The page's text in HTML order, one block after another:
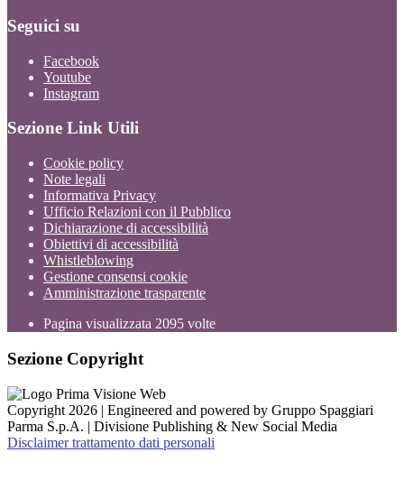
Seguici su
Facebook
Youtube
Instagram
Sezione Link Utili
Cookie policy
Note legali
Informativa Privacy
Ufficio Relazioni con il Pubblico
Dichiarazione di accessibilità
Obiettivi di accessibilità
Whistleblowing
Gestione consensi cookie
Amministrazione trasparente
Pagina visualizzata 2095 volte
Sezione Copyright
Copyright 2026 | Engineered and powered by Gruppo Spaggiari
Parma S.p.A. | Divisione Publishing & New Social Media
Disclaimer trattamento dati personali